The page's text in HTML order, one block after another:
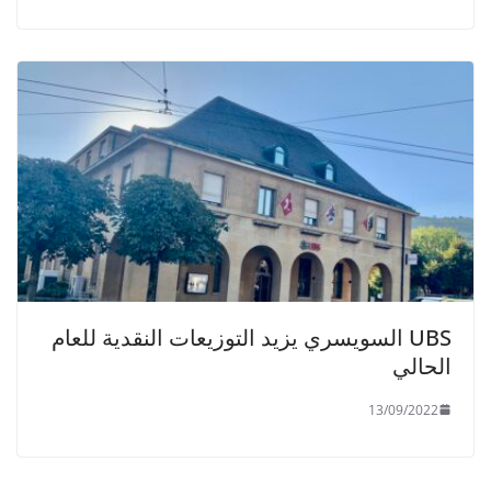
UBS السويسري يزيد التوزيعات النقدية للعام
الحالي
13/09/2022